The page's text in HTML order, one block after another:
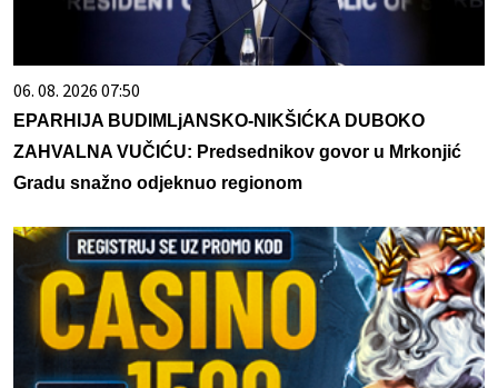
06. 08. 2026 07:50
EPARHIJA BUDIMLjANSKO-NIKŠIĆKA DUBOKO
ZAHVALNA VUČIĆU: Predsednikov govor u Mrkonjić
Gradu snažno odjeknuo regionom